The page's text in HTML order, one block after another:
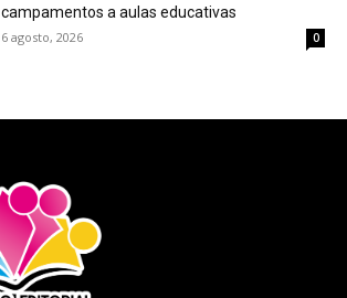
campamentos a aulas educativas
6 agosto, 2026 0